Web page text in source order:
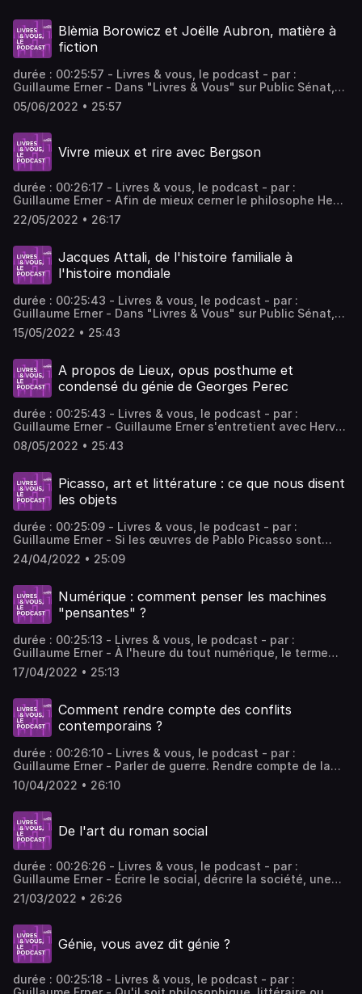
l’opération Partir en Livre. - invités : Régine Hatchondo
Présidente du Centre national du livre (CNL); Marie Sellier
Blèmia Borowicz et Joëlle Aubron, matière à
fiction
durée : 00:25:57 - Livres & vous, le podcast - par :
Guillaume Erner - Dans "Livres & Vous" sur Public Sénat,
Guillaume Erner et ses invités, Dan Franck et Vanessa
Schneider, nous dévoilent deux destins singuliers,
Borowicz et de Joëlle Aubron, à travers deux ouvrages
dans lesquels Histoire et fiction s’entremêlent. - invités :
Vanessa Schneider Journaliste et romancière française;
05/06/2022 • 25:57
Vivre mieux et rire avec Bergson
durée : 00:26:17 - Livres & vous, le podcast - par :
Guillaume Erner - Afin de mieux cerner le philosophe Henri
Bergson, auteur d'une œuvre considérable, Guillaume
Erner reçoit Emmanuel Kessler et Géraldine Mosna-Savoye
invités : Géraldine Mosna-Savoye Productrice de
l'émission "le Souffle de la pensée" sur France Culture
22/05/2022 • 26:17
Jacques Attali, de l'histoire familiale à
l'histoire mondiale
durée : 00:25:43 - Livres & vous, le podcast - par :
Guillaume Erner - Dans "Livres & Vous" sur Public Sénat,
Guillaume Erner s'entretient avec Jacques Attali de son
dernier ouvrage "Le Livre de Raison" qui, en retraçant
grande histoire du XXe siècle, et nous parle de
transmission, de mémoire et d'héritage. - invités :
Jacques Attali Économiste et écrivain
15/05/2022 • 25:43
A propos de Lieux, opus posthume et
condensé du génie de Georges Perec
durée : 00:25:43 - Livres & vous, le podcast - par :
Guillaume Erner - Guillaume Erner s'entretient avec Hervé
Le Tellier de "Lieux", roman inachevé de Georges Perec
qui vient de paraître, quarante ans après la disparition de
d'emploi". - invités : Hervé Le Tellier Écrivain français, Prix
Goncourt 2020 pour "L'anomalie"
08/05/2022 • 25:43
Picasso, art et littérature : ce que nous disent
les objets
durée : 00:25:09 - Livres & vous, le podcast - par :
Guillaume Erner - Si les œuvres de Pablo Picasso sont
connues de tous, la découverte de nombreux objets après
sa mort permettent de comprendre un peu plus l'artiste.
Widmaier Ruiz-Picasso et Olivier Rolin.
24/04/2022 • 25:09
Numérique : comment penser les machines
"pensantes" ?
durée : 00:25:13 - Livres & vous, le podcast - par :
Guillaume Erner - À l'heure du tout numérique, le terme
d'intelligence artificielle vient s'implanter dans nos
sociétés : quelle est cette nouvelle forme d'intelligence ?
Gabriel Ganascia et Pierre Cassou-Noguès.
17/04/2022 • 25:13
Comment rendre compte des conflits
contemporains ?
durée : 00:26:10 - Livres & vous, le podcast - par :
Guillaume Erner - Parler de guerre. Rendre compte de la
guerre. Dans Livres & Vous sur Public Sénat, Guillaume
Erner propose deux visions de la réalité des conflits
géopolitique, maître de conférences à Sciences Po;
Solène Chalvon-Fioriti Journaliste indépendante
10/04/2022 • 26:10
De l'art du roman social
durée : 00:26:26 - Livres & vous, le podcast - par :
Guillaume Erner - Écrire le social, décrire la société, une
voie d'excellence du roman. Aujourd'hui comme hier. Ainsi
ces deux histoires de vie ciselées par les invités de
Nicolas Mathieu et Véronique Olmi. - invités : Nicolas
Mathieu Ecrivain; Véronique Olmi Ecrivain
21/03/2022 • 26:26
Génie, vous avez dit génie ?
durée : 00:25:18 - Livres & vous, le podcast - par :